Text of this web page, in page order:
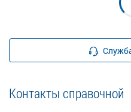
Контакты справочной